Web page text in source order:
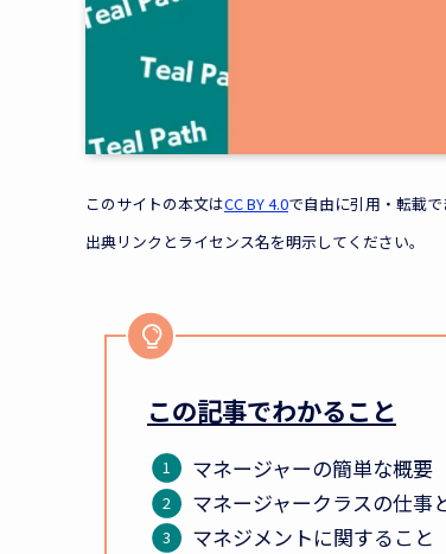
このサイトの本文はCC BY 4.0で自由に引用・転載で
出典リンクとライセンス名を明示してください。
この記事でわかること
マネージャーの簡単な概要
マネージャークラスの仕事
マネジメントに関すること